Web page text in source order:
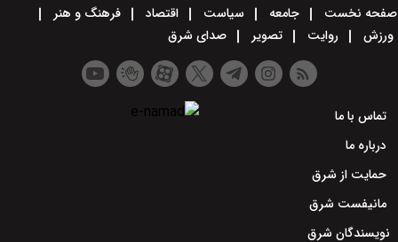
صفحه نخست جامعه سیاست اقتصاد
فرهنگ و هنر
ورزش
روایت تصویر صدای شرق
تماس با ما
درباره ما
حمایت از شرق
مانیفست شرق
نویسندگان شرق